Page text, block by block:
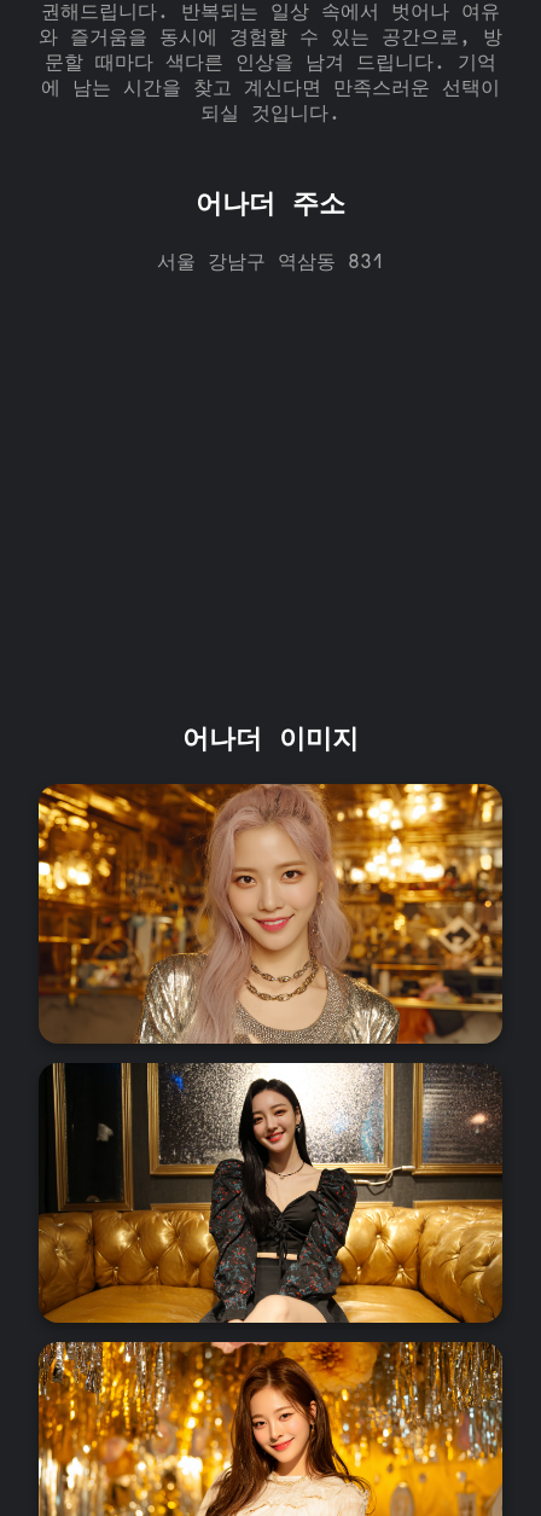
권해드립니다. 반복되는 일상 속에서 벗어나 여유
와 즐거움을 동시에 경험할 수 있는 공간으로, 방
문할 때마다 색다른 인상을 남겨 드립니다. 기억
에 남는 시간을 찾고 계신다면 만족스러운 선택이
되실 것입니다.
어나더 주소
서울 강남구 역삼동 831
어나더 이미지